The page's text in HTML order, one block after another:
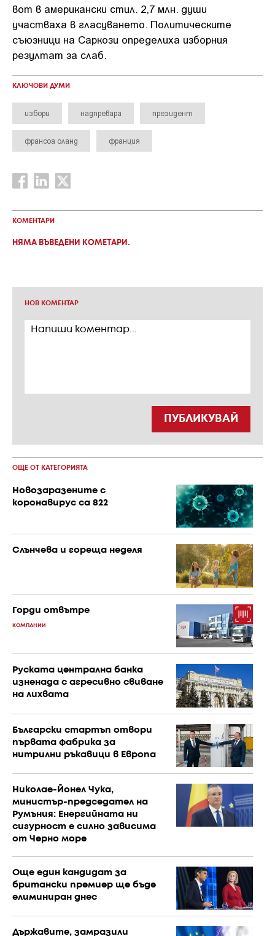
вот в американски стил. 2,7 млн. души
участваха в гласуването. Политическите
съюзници на Саркози определиха изборния
резултат за слаб.
КЛЮЧОВИ ДУМИ
избори надпревара президент
франсоа оланд франция
КОМЕНТАРИ
НЯМА ВЪВЕДЕНИ КОМЕТАРИ.
НОВ КОМЕНТАР
ПУБЛИКУВАЙ
ОЩЕ ОТ КАТЕГОРИЯТА
Новозаразените с
коронавирус са 822
Слънчева и гореща неделя
Горди отвътре
КОМПАНИИ
Руската централна банка
изненада с агресивно свиване
на лихвата
Български стартъп отвори
първата фабрика за
нитрилни ръкавици в Европа
Николае-Йонел Чука,
министър-председател на
Румъния: Енергийната ни
сигурност е силно зависима
от Черно море
Още един кандидат за
британски премиер ще бъде
елиминиран днес
Държавите, замразили